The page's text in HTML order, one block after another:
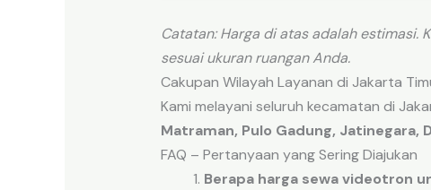
Catatan: Harga di atas adalah estimasi.
sesuai ukuran ruangan Anda.
Cakupan Wilayah Layanan di Jakarta
Kami melayani seluruh kecamatan di
Matraman, Pulo Gadung, Jatinegara,
FAQ – Pertanyaan yang Sering Diajukan
Berapa harga sewa videotron